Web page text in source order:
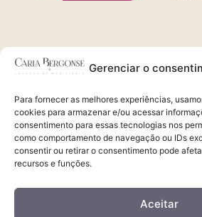
Gerenciar o
Para fornecer as melhores experiências,
cookies para armazenar e/ou acessar
consentimento para essas tecnologias nos
como comportamento de navegação ou IDs
consentir ou retirar o consentimento pode
recursos e funções.
Aceitar
Nenhum dado foi
Alugue via
41 99209.4900 |